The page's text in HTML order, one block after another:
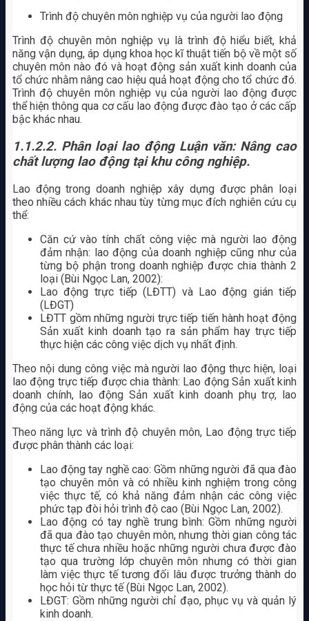
Trình độ chuyên môn nghiệp vụ của người lao động
Trình độ chuyên môn nghiệp vụ là trình độ hiểu biết, khả
năng vận dụng, áp dụng khoa học kĩ thuật tiến bộ về một số
chuyên môn nào đó và hoạt động sản xuất kinh doanh của
tổ chức nhằm nâng cao hiệu quả hoạt động cho tổ chức đó.
Trình độ chuyên môn nghiệp vụ của người lao động được
thể hiện thông qua cơ cấu lao động được đào tạo ở các cấp
bậc khác nhau.
1.1.2.2. Phân loại lao động Luận văn: Nâng cao
chất lượng lao động tại khu công nghiệp.
Lao động trong doanh nghiệp xây dựng được phân loại
theo nhiều cách khác nhau tùy từng mục đích nghiên cứu cụ
thể:
Căn cứ vào tính chất công việc mà người lao động
đảm nhận: lao động của doanh nghiệp cũng như của
từng bộ phận trong doanh nghiệp được chia thành 2
loại (Bùi Ngọc Lan, 2002):
Lao động trực tiếp (LĐTT) và Lao động gián tiếp
(LĐGT)
LĐTT gồm những người trực tiếp tiến hành hoạt động
Sản xuất kinh doanh tạo ra sản phẩm hay trực tiếp
thực hiện các công việc dịch vụ nhất định.
Theo nội dung công việc mà người lao động thực hiện, loại
lao động trực tiếp được chia thành: Lao động Sản xuất kinh
doanh chính, lao động Sản xuất kinh doanh phụ trợ, lao
động của các hoạt động khác.
Theo năng lực và trình độ chuyên môn, Lao động trực tiếp
được phân thành các loại:
Lao động tay nghề cao: Gồm những người đã qua đào
tạo chuyên môn và có nhiều kinh nghiệm trong công
việc thực tế, có khả năng đảm nhận các công việc
phức tạp đòi hỏi trình độ cao (Bùi Ngọc Lan, 2002).
Lao động có tay nghề trung bình: Gồm những người
đã qua đào tạo chuyên môn, nhưng thời gian công tác
thực tế chưa nhiều hoặc những người chưa được đào
tạo qua trường lớp chuyên môn nhưng có thời gian
làm việc thực tế tương đối lâu được trưởng thành do
học hỏi từ thực tế (Bùi Ngọc Lan, 2002).
LĐGT: Gồm những người chỉ đạo, phục vụ và quản lý
kinh doanh.